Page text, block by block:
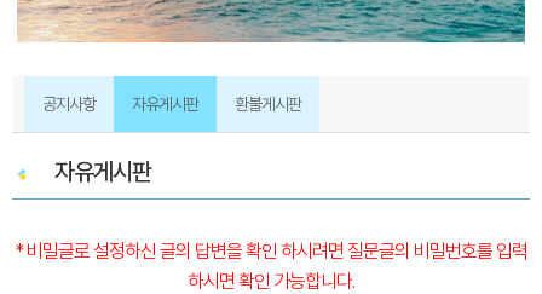
공지사항 자유게시판 환불게시판
자유게시판
* 비밀글로 설정하신 글의 답변을 확인 하시려면 질문글의 비밀번호를 입력
하시면 확인 가능합니다.